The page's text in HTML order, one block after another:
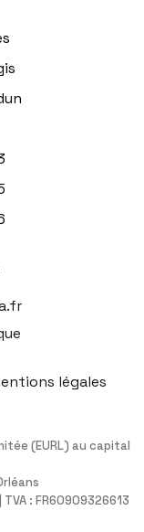
légales
(EURL) au capital
TVA : FR60909326613